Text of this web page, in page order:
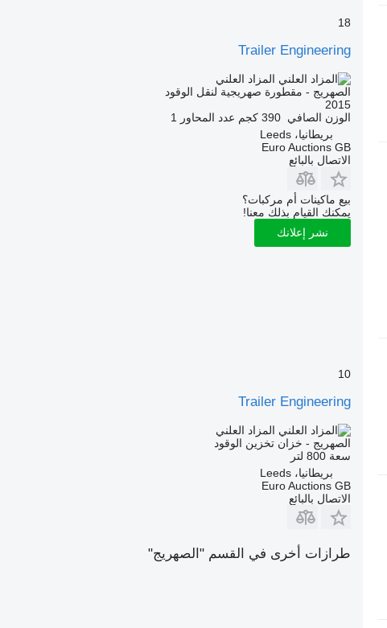
18
Trailer Engineering
المزاد العلني
الصهريج - مقطورة صهريجية لنقل الوقود
2015
الوزن الصافي 390 كجم عدد المحاور
1
بريطانيا، Leeds
Euro Auctions GB
الاتصال بالبائع
بيع ماكينات أم مركبات؟
يمكنك القيام بذلك معنا!
نشر إعلانك
10
Trailer Engineering
المزاد العلني
الصهريج - خزان تخزين الوقود
سعة 800 لتر
بريطانيا، Leeds
Euro Auctions GB
الاتصال بالبائع
طرازات أخرى في القسم "الصهريج"